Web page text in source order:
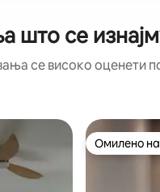
што се
се високо оценети
на гостите“ Омилено на
Омилено на